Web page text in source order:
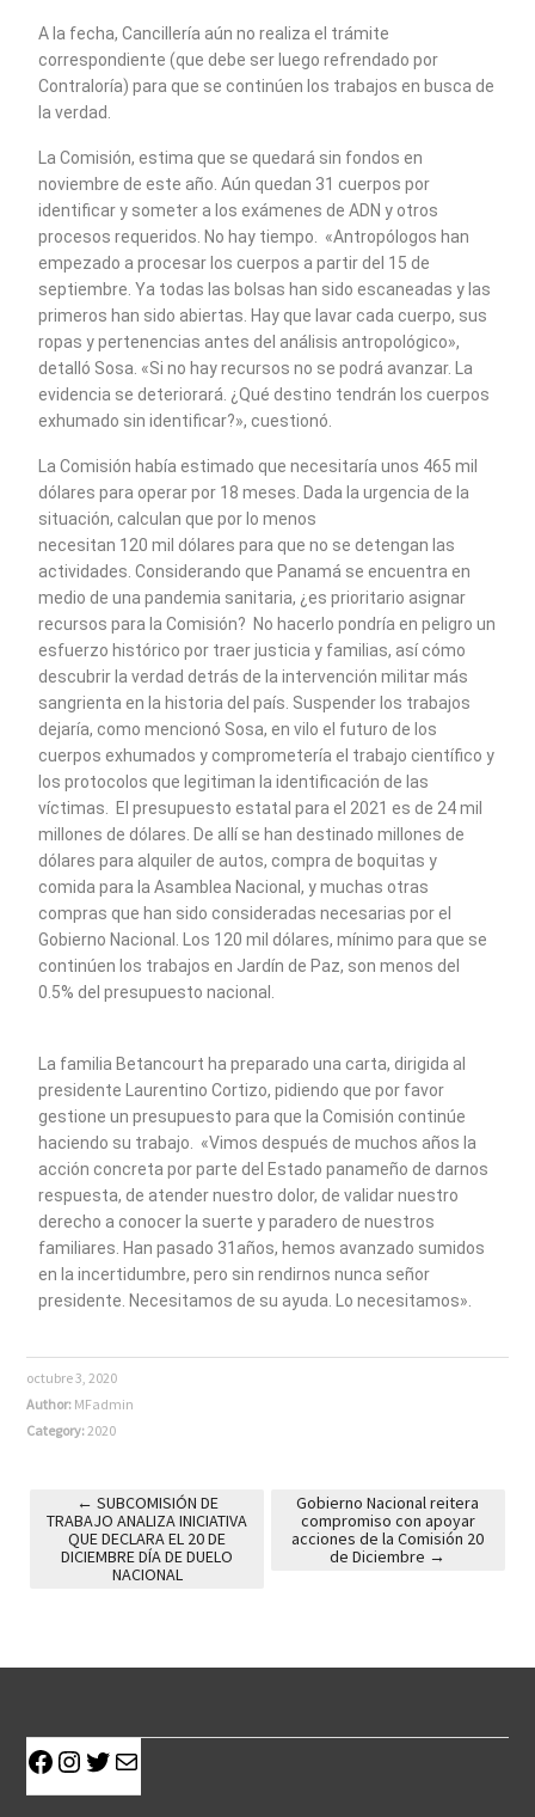
A la fecha, Cancillería aún no realiza el trámite
correspondiente (que debe ser luego refrendado por
Contraloría) para que se continúen los trabajos en busca de
la verdad.
La Comisión, estima que se quedará sin fondos en
noviembre de este año. Aún quedan 31 cuerpos por
identificar y someter a los exámenes de ADN y otros
procesos requeridos. No hay tiempo. «Antropólogos han
empezado a procesar los cuerpos a partir del 15 de
septiembre. Ya todas las bolsas han sido escaneadas y las
primeros han sido abiertas. Hay que lavar cada cuerpo, sus
ropas y pertenencias antes del análisis antropológico»,
detalló Sosa. «Si no hay recursos no se podrá avanzar. La
evidencia se deteriorará. ¿Qué destino tendrán los cuerpos
exhumado sin identificar?», cuestionó.
La Comisión había estimado que necesitaría unos 465 mil
dólares para operar por 18 meses. Dada la urgencia de la
situación, calculan que por lo menos
necesitan 120 mil dólares para que no se detengan las
actividades. Considerando que Panamá se encuentra en
medio de una pandemia sanitaria, ¿es prioritario asignar
recursos para la Comisión? No hacerlo pondría en peligro un
esfuerzo histórico por traer justicia y familias, así cómo
descubrir la verdad detrás de la intervención militar más
sangrienta en la historia del país. Suspender los trabajos
dejaría, como mencionó Sosa, en vilo el futuro de los
cuerpos exhumados y comprometería el trabajo científico y
los protocolos que legitiman la identificación de las
víctimas. El presupuesto estatal para el 2021 es de 24 mil
millones de dólares. De allí se han destinado millones de
dólares para alquiler de autos, compra de boquitas y
comida para la Asamblea Nacional, y muchas otras
compras que han sido consideradas necesarias por el
Gobierno Nacional. Los 120 mil dólares, mínimo para que se
continúen los trabajos en Jardín de Paz, son menos del
0.5% del presupuesto nacional.
La familia Betancourt ha preparado una carta, dirigida al
presidente Laurentino Cortizo, pidiendo que por favor
gestione un presupuesto para que la Comisión continúe
haciendo su trabajo. «Vimos después de muchos años la
acción concreta por parte del Estado panameño de darnos
respuesta, de atender nuestro dolor, de validar nuestro
derecho a conocer la suerte y paradero de nuestros
familiares. Han pasado 31años, hemos avanzado sumidos
en la incertidumbre, pero sin rendirnos nunca señor
presidente. Necesitamos de su ayuda. Lo necesitamos».
octubre 3, 2020
Author: MFadmin
Category:2020
Post navigation
← SUBCOMISIÓN DE
TRABAJO ANALIZA INICIATIVA
QUE DECLARA EL 20 DE
DICIEMBRE DÍA DE DUELO
NACIONAL
Gobierno Nacional reitera
compromiso con apoyar
acciones de la Comisión 20
de Diciembre →